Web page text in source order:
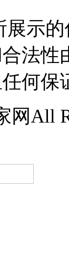
展示
法性
何保
网All